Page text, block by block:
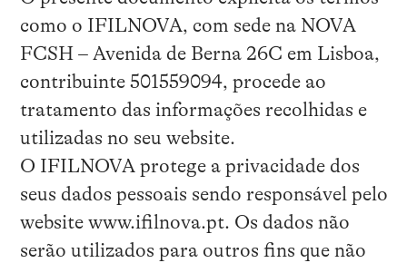
como o IFILNOVA, com sede na NOVA
FCSH – Avenida de Berna 26C em Lisboa,
contribuinte 501559094, procede ao
tratamento das informações recolhidas e
utilizadas no seu website.
O IFILNOVA protege a privacidade dos
seus dados pessoais sendo responsável pelo
website www.ifilnova.pt. Os dados não
serão utilizados para outros fins que não